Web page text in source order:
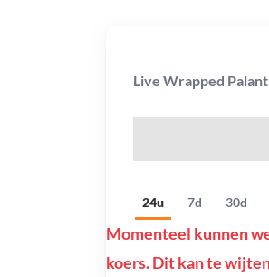
Live Wrapped
24u 7d 30d
Momenteel kunnen
koers. Dit kan te